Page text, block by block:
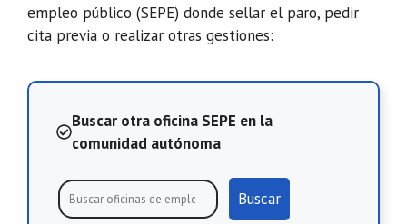
empleo público (SEPE) donde sellar el paro, pedir
cita previa o realizar otras gestiones:
Buscar otra oficina SEPE en la
comunidad autónoma
Buscar